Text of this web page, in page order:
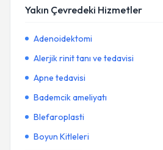
Yakın Çevredeki Hizmetler
Adenoidektomi
Alerjik rinit tanı ve tedavisi
Apne tedavisi
Bademcik ameliyatı
Blefaroplasti
Boyun Kitleleri